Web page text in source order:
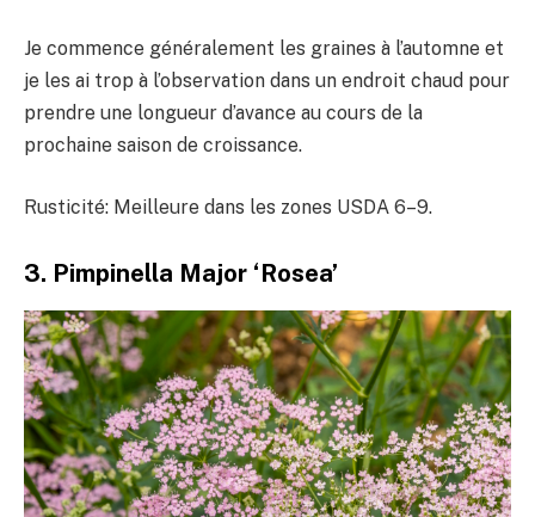
Je commence généralement les graines à l’automne et
je les ai trop à l’observation dans un endroit chaud pour
prendre une longueur d’avance au cours de la
prochaine saison de croissance.
Rusticité: Meilleure dans les zones USDA 6–9.
3. Pimpinella Major ‘Rosea’